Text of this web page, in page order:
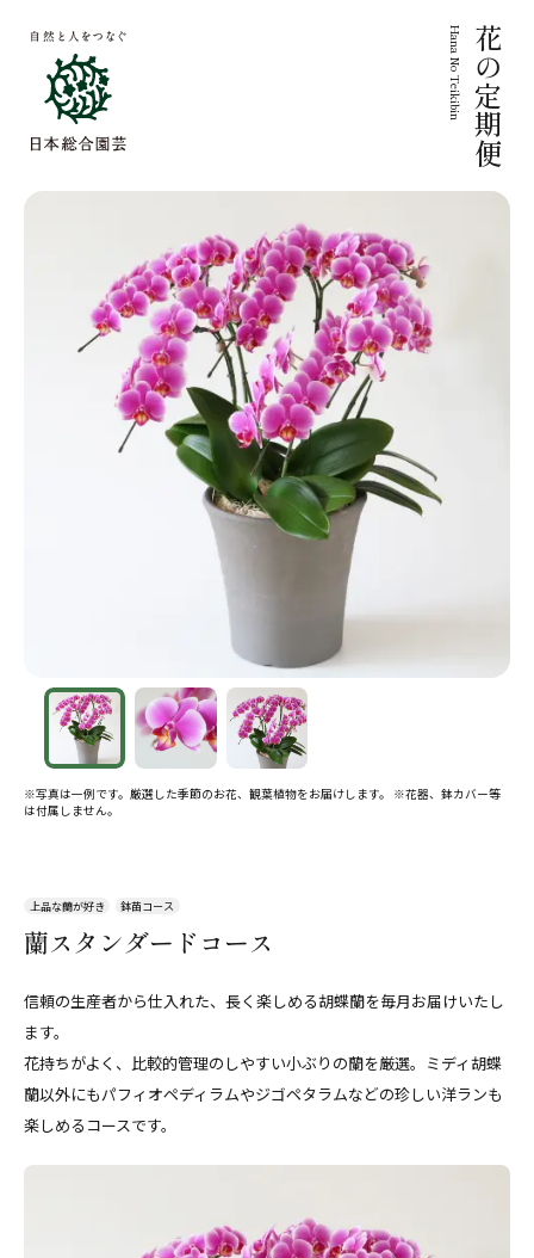
花の定期便
Hana No Teikibin
※写真は一例です。厳選した季節のお花、観葉植物をお届けします。 ※花器、鉢カバー等
は付属しません。
上品な蘭が好き 鉢苗コース
蘭スタンダードコース
信頼の生産者から仕入れた、長く楽しめる胡蝶蘭を毎月お届けいたし
ます。
花持ちがよく、比較的管理のしやすい小ぶりの蘭を厳選。ミディ胡蝶
蘭以外にもパフィオペディラムやジゴペタラムなどの珍しい洋ランも
楽しめるコースです。